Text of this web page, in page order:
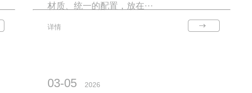
材质、统一的配置，放在···
详情
03-05 2026